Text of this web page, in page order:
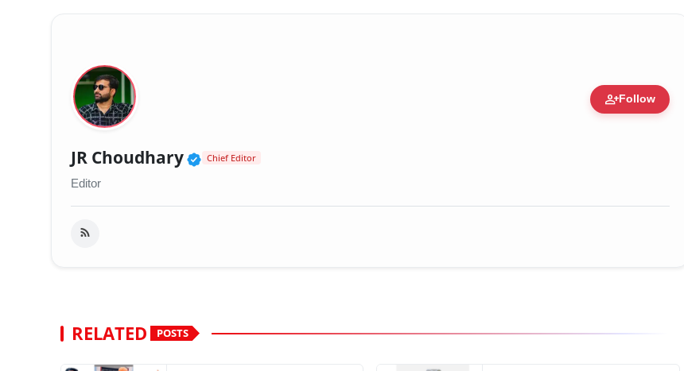
person_addFollow
JR Choudhary Verified Public Figure • 30 Mar, 2026
Chief Editor
Editor
RELATED POSTS